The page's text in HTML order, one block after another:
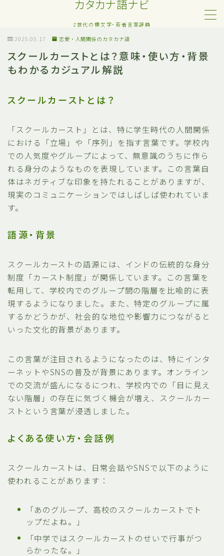
カタカナ語ナビ
Z世代の横文字・若者言葉辞典
MENU
Z世代・若者カタカナ語
ネット・SNS用語
日常でよく聞く流行語
略語・造語
2025.05.17 恋愛・人間関係のカタカナ語
スクールカーストとは？意味・使い方・背景
もわかるカジュアル解説
スクールカーストとは？
「スクールカースト」とは、特に学生時代の人間関係
における「立場」や「序列」を指す言葉です。学校内
での人気度やグループによって、無意識のうちに作ら
れる身分のようなものを表現しています。この言葉自
体はネガティブな印象を持たれることがありますが、
現実のコミュニケーションではしばしば使われていま
す。
語源・背景
スクールカーストの語源には、インドの伝統的な身分
制度「カースト制度」が関係しています。この言葉を
転用して、学校内でのグループ間の階層を比喩的に表
現するようになりました。また、特定のグループに属
するかどうかが、社会的な地位や影響力につながると
いった文化的背景があります。
この言葉が注目されるようになったのは、特にインタ
ーネットやSNSの普及が背景にあります。オンライン
での交流が盛んになるにつれ、学校内での「目に見え
ない階層」の存在に気づく機会が増え、スクールカー
ストという言葉が浸透しました。
よくある使い方・会話例
スクールカーストは、日常会話やSNSで以下のように
使われることがあります：
「あのグループ、高校のスクールカーストでト
ップだよね。」
「中学ではスクールカーストのせいで行事がつ
らかったな。」